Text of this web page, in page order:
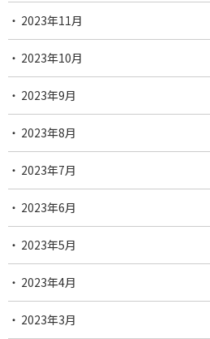
2023年11月
2023年10月
2023年9月
2023年8月
2023年7月
2023年6月
2023年5月
2023年4月
2023年3月